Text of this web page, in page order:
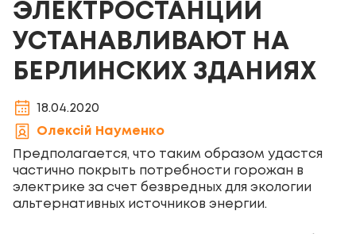
ЭЛЕКТРОСТАНЦИИ
УСТАНАВЛИВАЮТ НА
БЕРЛИНСКИХ ЗДАНИЯХ
18.04.2020
Олексій Науменко
Предполагается, что таким образом удастся
частично покрыть потребности горожан в
электрике за счет безвредных для экологии
альтернативных источников энергии.